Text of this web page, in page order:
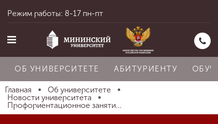
Главная
Режим работы: 8-17 пн-пт
ОБ УНИВЕРСИТЕТЕ АБИТУРИЕНТУ
Главная
Об университете
Новости университета
Профориентационное заняти...